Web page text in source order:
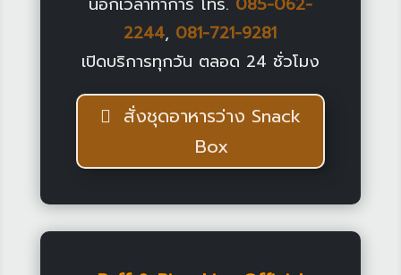
2244, 081-721-9281
เปิดบริการทุกวัน ตลอด 24 ชั่วโมง
สั่งชุดอาหารว่าง Snack
Box